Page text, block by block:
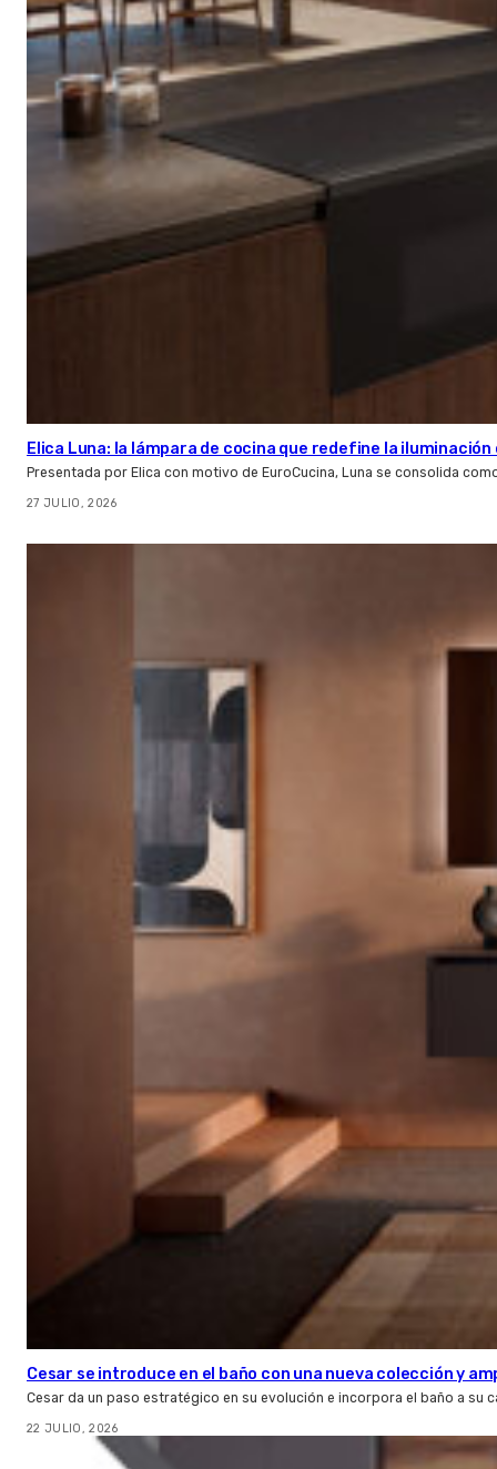
Elica Luna: la lámpara de cocina que redefine la
Presentada por Elica con motivo de EuroCucina, Luna se consolida
27 JULIO, 2026
Cesar se introduce en el baño con una nueva colección y
Cesar da un paso estratégico en su evolución e incorpora el baño a su
22 JULIO, 2026